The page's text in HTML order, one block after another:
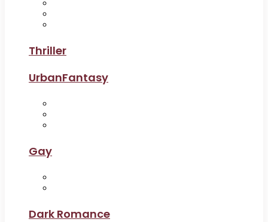
Thriller
UrbanFantasy
Gay
Dark Romance